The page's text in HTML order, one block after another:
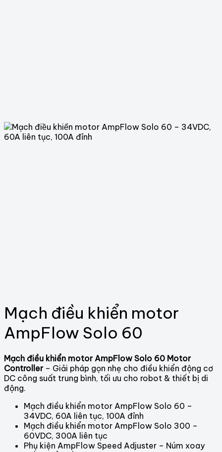
Mạch điều khiển motor
AmpFlow Solo 60
Mạch điều khiển motor AmpFlow Solo 60 Motor
Controller– Giải pháp gọn nhẹ cho điều khiển động cơ
DC công suất trung bình, tối ưu cho robot & thiết bị di
động.
Mạch điều khiển motor AmpFlow Solo 60 –
34VDC, 60A liên tục, 100A đỉnh
Mạch điều khiển motor AmpFlow Solo 300 –
60VDC, 300A liên tục
Phụ kiện AmpFlow Speed Adjuster – Núm xoay